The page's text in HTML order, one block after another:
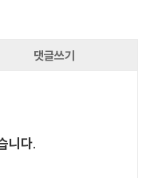
댓글쓰기
니다.